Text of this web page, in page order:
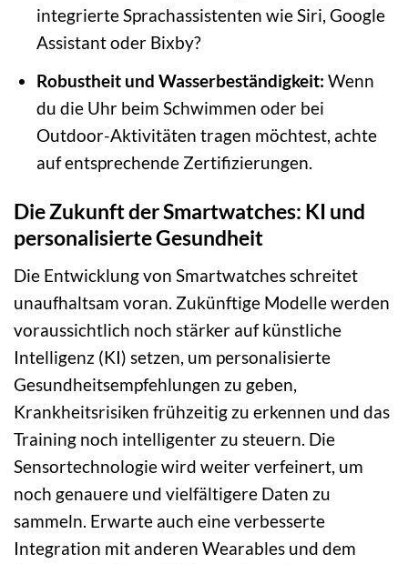
integrierte Sprachassistenten wie Siri, Google
Assistant oder Bixby?
Robustheit und Wasserbeständigkeit: Wenn
du die Uhr beim Schwimmen oder bei
Outdoor-Aktivitäten tragen möchtest, achte
auf entsprechende Zertifizierungen.
Die Zukunft der Smartwatches: KI und
personalisierte Gesundheit
Die Entwicklung von Smartwatches schreitet
unaufhaltsam voran. Zukünftige Modelle werden
voraussichtlich noch stärker auf künstliche
Intelligenz (KI) setzen, um personalisierte
Gesundheitsempfehlungen zu geben,
Krankheitsrisiken frühzeitig zu erkennen und das
Training noch intelligenter zu steuern. Die
Sensortechnologie wird weiter verfeinert, um
noch genauere und vielfältigere Daten zu
sammeln. Erwarte auch eine verbesserte
Integration mit anderen Wearables und dem